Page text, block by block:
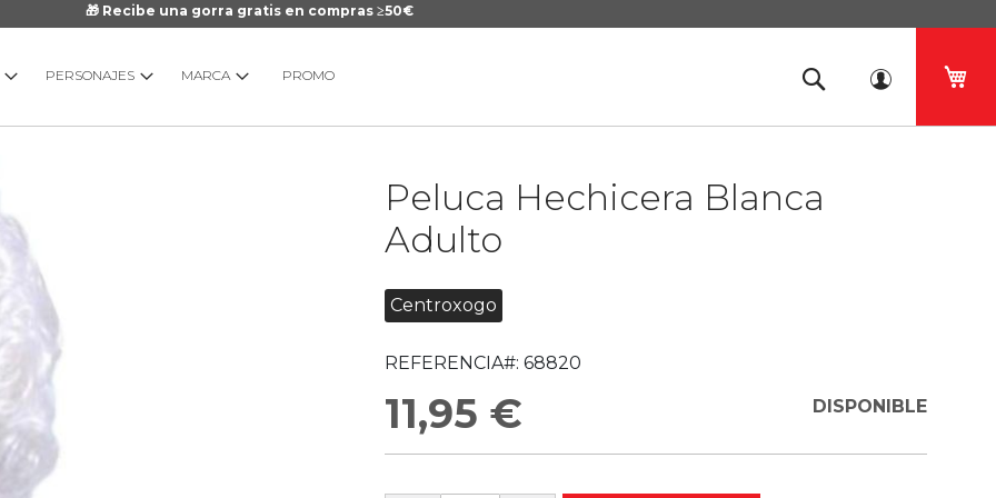
🎁 Recibe una gorra gratis en compras ≥50€
PERSONAJES MARCA PROMO
Peluca Hechicera Blanca
Adulto
Centroxogo
REFERENCIA#: 68820
11,95 € DISPONIBLE
galería
imágenes